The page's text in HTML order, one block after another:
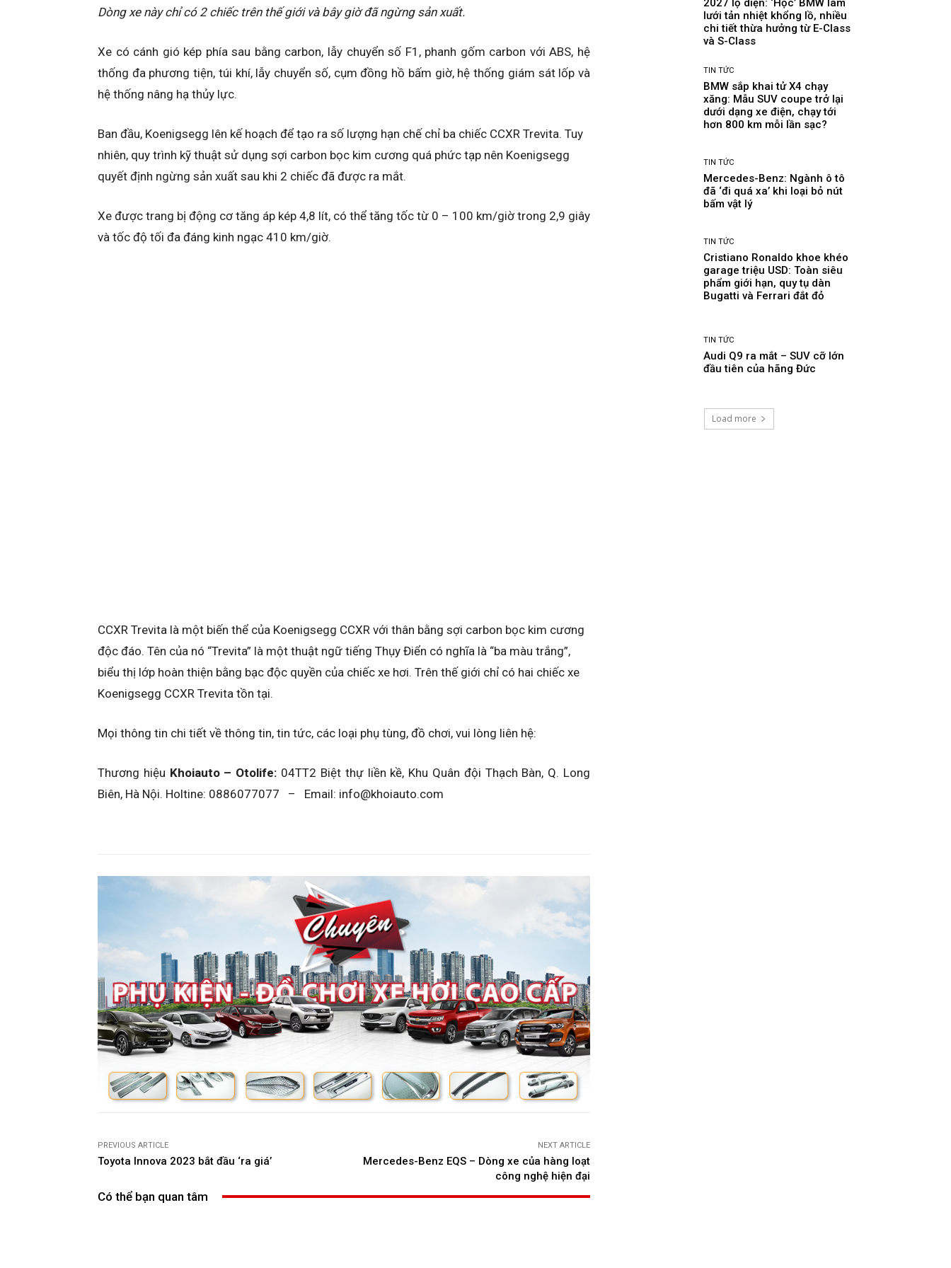
Dòng xe này chỉ có 2 chiếc trên thế giới và bây giờ đã ngừng sản xuất.
Xe có cánh gió kép phía sau bằng carbon, lẫy chuyển số F1, phanh gốm carbon với ABS, hệ
thống đa phương tiện, túi khí, lẫy chuyển số, cụm đồng hồ bấm giờ, hệ thống giám sát lốp và
hệ thống nâng hạ thủy lực.
Ban đầu, Koenigsegg lên kế hoạch để tạo ra số lượng hạn chế chỉ ba chiếc CCXR Trevita. Tuy
nhiên, quy trình kỹ thuật sử dụng sợi carbon bọc kim cương quá phức tạp nên Koenigsegg
quyết định ngừng sản xuất sau khi 2 chiếc đã được ra mắt.
Xe được trang bị động cơ tăng áp kép 4,8 lít, có thể tăng tốc từ 0 – 100 km/giờ trong 2,9 giây
và tốc độ tối đa đáng kinh ngạc 410 km/giờ.
CCXR Trevita là một biến thể của Koenigsegg CCXR với thân bằng sợi carbon bọc kim cương
độc đáo. Tên của nó “Trevita” là một thuật ngữ tiếng Thụy Điển có nghĩa là “ba màu trắng”,
biểu thị lớp hoàn thiện bằng bạc độc quyền của chiếc xe hơi. Trên thế giới chỉ có hai chiếc xe
Koenigsegg CCXR Trevita tồn tại.
Mọi thông tin chi tiết về thông tin, tin tức, các loại phụ tùng, đồ chơi, vui lòng liên hệ:
Thương hiệu Khoiauto – Otolife: 04TT2 Biệt thự liền kề, Khu Quân đội Thạch Bàn, Q. Long
Biên, Hà Nội. Holtine: 0886077077 – Email: info@khoiauto.com
PREVIOUS ARTICLE
Toyota Innova 2023 bắt đầu ‘ra giá’
NEXT ARTICLE
Mercedes-Benz EQS – Dòng xe của hàng loạt
công nghệ hiện đại
Có thể bạn quan tâm
2027 lộ diện: ‘Học’ BMW làm
lưới tản nhiệt khổng lồ, nhiều
chi tiết thừa hưởng từ E-Class
và S-Class
TIN TỨC
BMW sắp khai tử X4 chạy
xăng: Mẫu SUV coupe trở lại
dưới dạng xe điện, chạy tới
hơn 800 km mỗi lần sạc?
TIN TỨC
Mercedes-Benz: Ngành ô tô
đã ‘đi quá xa’ khi loại bỏ nút
bấm vật lý
TIN TỨC
Cristiano Ronaldo khoe khéo
garage triệu USD: Toàn siêu
phẩm giới hạn, quy tụ dàn
Bugatti và Ferrari đắt đỏ
TIN TỨC
Audi Q9 ra mắt – SUV cỡ lớn
đầu tiên của hãng Đức
Load more